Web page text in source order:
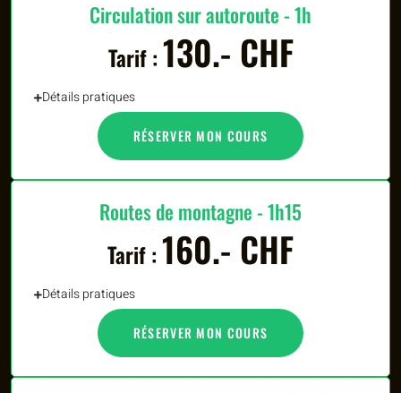
Circulation sur autoroute - 1h
Tarif :130.- CHF
Détails pratiques
RÉSERVER MON COURS
Routes de montagne - 1h15
Tarif :160.- CHF
Détails pratiques
RÉSERVER MON COURS